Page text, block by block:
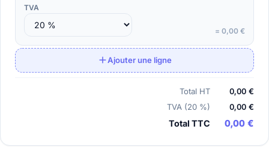
TVA
= 0,00 €
Ajouter une ligne
Total HT
0,00 €
TVA (20 %)
0,00 €
Total TTC 0,00 €